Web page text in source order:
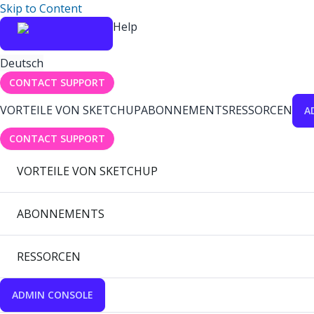
Skip to Content
Help
Deutsch
CONTACT SUPPORT
VORTEILE VON SKETCHUPABONNEMENTSRESSORCEN
CONTACT SUPPORT
VORTEILE VON SKETCHUP
ABONNEMENTS
RESSORCEN
ADMIN CONSOLE